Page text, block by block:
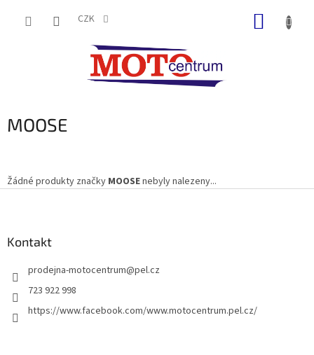
CZK
MOOSE
Žádné produkty značky MOOSEnebyly nalezeny...
Kontakt
prodejna-motocentrum@pel.cz
723 922 998
https://www.facebook.com/www.motocentrum.pel.cz/